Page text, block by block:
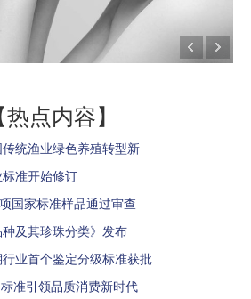
热点内容】
统渔业绿色养殖转型新
准开始修订
国家标准样品通过审查
及其珍珠分类》发布
业首个鉴定分级标准获批
准引领品质消费新时代